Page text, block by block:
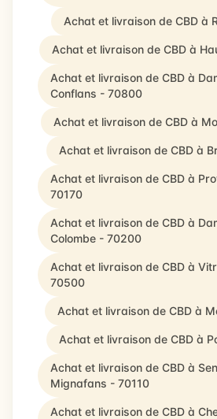
Achat et livraison de CBD à
Achat et livraison de CBD à
Achat et livraison de CBD à
Conflans - 70800
Achat et livraison de CBD à
Achat et livraison de CBD à
Achat et livraison de CBD à
70170
Achat et livraison de CBD à
Colombe - 70200
Achat et livraison de CBD à
70500
Achat et livraison de CBD à
Achat et livraison de CBD à
Achat et livraison de CBD à
Mignafans - 70110
Achat et livraison de CBD à